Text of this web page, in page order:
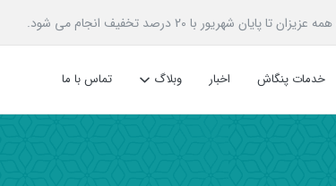
با 20 درصد تخفیف انجام می شود.
خدمات پنگاش اخبار وبلاگ تماس با ما